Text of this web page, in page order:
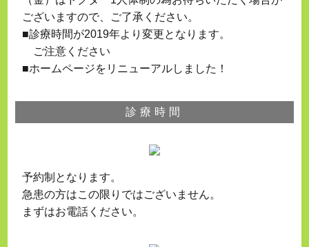
ございますので、ご了承ください。
■診療時間が2019年より変更となります。
ご注意ください
■ホームページをリニューアルしました！
診療時間
予約制となります。
急患の方はこの限りではございません。
まずはお電話ください。